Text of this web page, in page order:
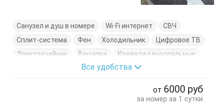
Санузел и душ в номере Wi-Fi интернет
СВЧ
Сплит-система
Фен Холодильник
Цифровое ТВ
Электрочайник
Вешалка
Кровати односпальные
Кровать двуспальная
Обеденный стол
Все удобства
от 6000 руб
за номер за 1 сутки